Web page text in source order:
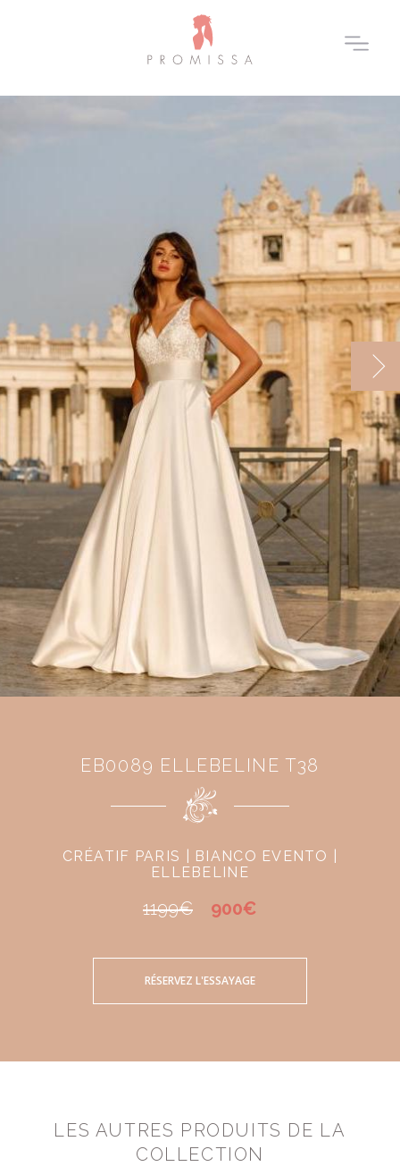
EB0089 ELLEBELINE T38
CRÉATIF PARIS | BIANCO EVENTO |
ELLEBELINE
1199€ 900€
RÉSERVEZ L'ESSAYAGE
LES AUTRES PRODUITS DE LA
COLLECTION